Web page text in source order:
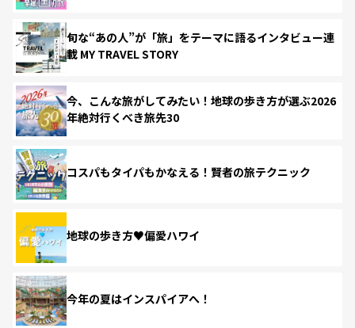
旬な“あの人”が「旅」をテーマに語るインタビュー連
載 MY TRAVEL STORY
今、こんな旅がしてみたい！地球の歩き方が選ぶ2026
年絶対行くべき旅先30
コスパもタイパもかなえる！賢者の旅テクニック
地球の歩き方♥偏愛ハワイ
今年の夏はインスパイアへ！